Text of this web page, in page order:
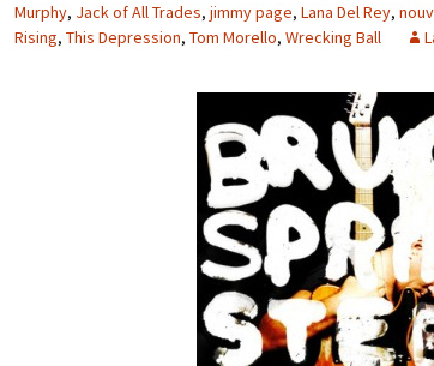
Murphy, Jack of All Trades, jimmy page, Lana Del Rey,
Rising, This Depression, Tom Morello, Wrecking Ball